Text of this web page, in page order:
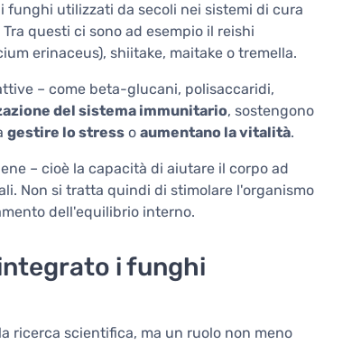
utilizzati da secoli nei sistemi di cura
questi ci sono ad esempio il reishi
erinaceus), shiitake, maitake o tremella.
– come beta-glucani, polisaccaridi,
del sistema immunitario, sostengono
gestire lo stress o aumentano la vitalità.
– cioè la capacità di aiutare il corpo ad
Non si tratta quindi di stimolare l'organismo
dell'equilibrio interno.
i funghi
ricerca scientifica, ma un ruolo non meno